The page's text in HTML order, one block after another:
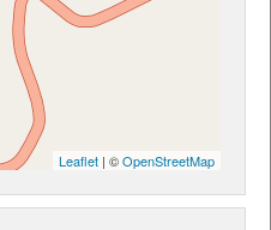
Leaflet | ©OpenStreetMap